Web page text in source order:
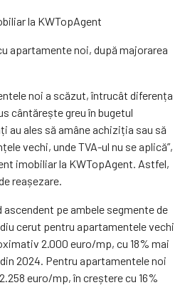
la KWTopAgent
apartamente noi, după majorarea
noi a scăzut, întrucât diferența
cântărește greu în bugetul
au ales să amâne achiziția sau să
vechi, unde TVA-ul nu se aplică”,
imobiliar la KWTopAgent. Astfel,
reașezare.
pe ambele segmente de
cerut pentru apartamentele vechi
2.000 euro/mp, cu 18% mai
2024. Pentru apartamentele noi
euro/mp, în creștere cu 16%